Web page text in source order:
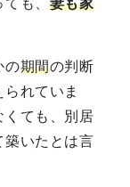
も、 妻も家
の期間の判断
られていま
くても、別居
築いたとは言